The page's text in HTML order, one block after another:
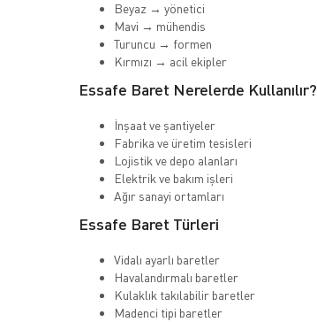
Beyaz → yönetici
Mavi → mühendis
Turuncu → formen
Kırmızı → acil ekipler
Essafe Baret Nerelerde Kullanılır?
İnşaat ve şantiyeler
Fabrika ve üretim tesisleri
Lojistik ve depo alanları
Elektrik ve bakım işleri
Ağır sanayi ortamları
Essafe Baret Türleri
Vidalı ayarlı baretler
Havalandırmalı baretler
Kulaklık takılabilir baretler
Madenci tipi baretler